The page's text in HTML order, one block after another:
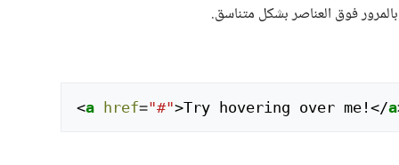
فوق العناصر بشكل متناسق.
<a href="#">Try hovering over me! </a